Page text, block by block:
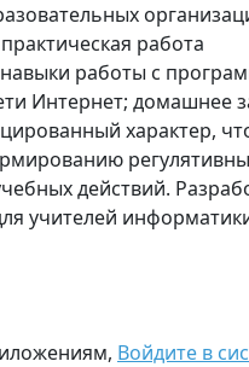
работа
работы с
Интернет; домашнее
характер,
действий.
учителей
Войдите в